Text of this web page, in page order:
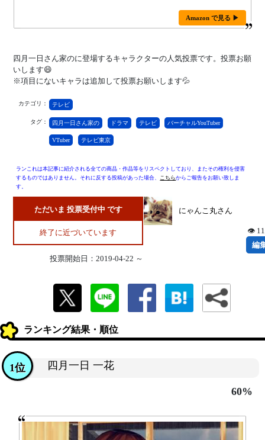
Amazon で見る ▶
四月一日さん家のに登場するキャラクターの人気投票です。投票お願
いします😄
※項目にないキャラは追加して投票お願いします💦
カテゴリ： テレビ
タグ： 四月一日さん家の ドラマ テレビ バーチャルYouTuber
VTuber テレビ東京
ランこれは本記事に紹介される全ての商品・作品等をリスペクトしており、またその権利を侵害
するものではありません。それに反する投稿があった場合、 こちらからご報告をお願い致しま
す。
ただいま 投票受付中 です
終了に近づいています
投票開始日：2019-04-22 ～
にゃんこ丸さん
👁
編
ランキング結果・順位
四月一日 一花
1位
60%